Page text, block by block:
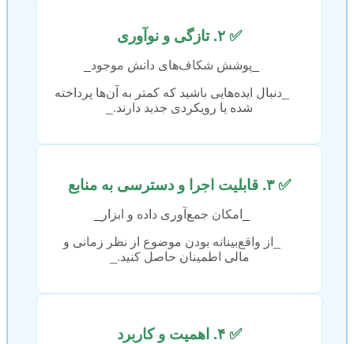
✅ ۲. تازگی و نوآوری
_پوشش شکاف‌های دانش موجود_
_دنبال ایده‌هایی باشید که کمتر به آن‌ها پرداخته
شده یا رویکردی جدید دارند._
✅ ۳. قابلیت اجرا و دسترسی به منابع
_امکان جمع‌آوری داده و ابزار_
_از واقع‌بینانه بودن موضوع از نظر زمانی و
مالی اطمینان حاصل کنید._
✅ ۴. اهمیت و کاربرد